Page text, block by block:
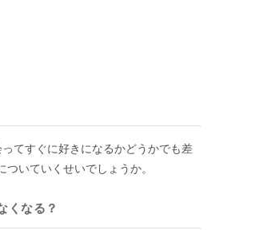
てすぐに好きになるかどうかでも差
いていくせいでしょうか。
くなる？